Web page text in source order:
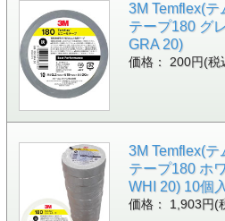
3M Temflex(
テープ180 グ
GRA 20)
価格： 200円(税
3M Temflex(
テープ180 ホ
WHI 20) 10個
価格： 1,903円(